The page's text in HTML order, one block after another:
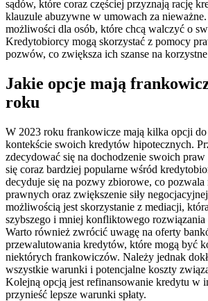
sądów, które coraz częściej przyznają rację
klauzule abuzywne w umowach za
możliwości dla osób, które chcą walczyć o
Kredytobiorcy mogą skorzystać z pomocy
pozwów, co zwiększa ich szanse na
Jakie opcje mają
roku
W 2023 roku frankowicze mają kilka opcji
kontekście swoich kredytów hipotecznych.
zdecydować się na dochodzenie swoich praw
się coraz bardziej popularne wśród
decyduje się na pozwy zbiorowe, co
prawnych oraz zwiększenie siły
możliwością jest skorzystanie z mediacji,
szybszego i mniej konfliktowego rozwiązania
Warto również zwrócić uwagę na oferty
przewalutowania kredytów, które mogą być
niektórych frankowiczów. Należy jednak
wszystkie warunki i potencjalne koszty
Kolejną opcją jest refinansowanie kredytu w
przynieść lepsze warunki spłaty.